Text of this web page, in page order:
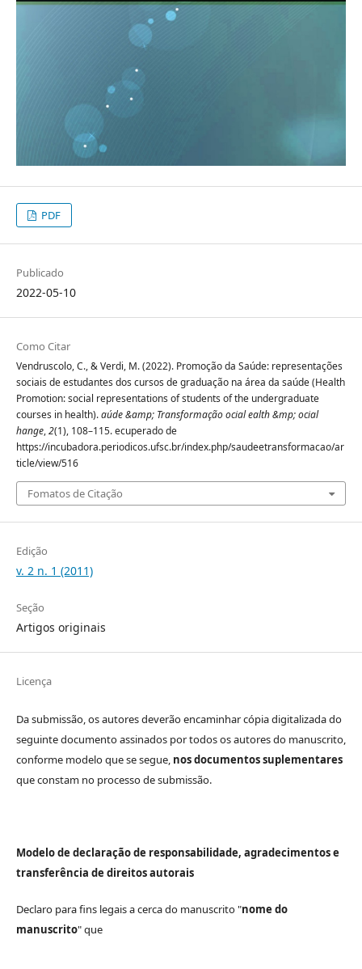
PDF
Publicado
2022-05-10
Como Citar
Vendruscolo, C., & Verdi, M. (2022). Promoção da Saúde: representações
sociais de estudantes dos cursos de graduação na área da saúde (Health
Promotion: social representations of students of the undergraduate
courses in health).aúde &amp; Transformação ocial ealth &mp; ocial
hange,2(1), 108–115. ecuperado de
https://incubadora.periodicos.ufsc.br/index.php/saudeetransformacao/ar
ticle/view/516
Fomatos de Citação
Edição
v. 2 n. 1 (2011)
Seção
Artigos originais
Licença
Da submissão, os autores deverão encaminhar cópia digitalizada do
seguinte documento assinados por todos os autores do manuscrito,
conforme modelo que se segue, nos documentos suplementares
que constam no processo de submissão.
Modelo de declaração de responsabilidade, agradecimentos e
transferência de direitos autorais
Declaro para fins legais a cerca do manuscrito "nome do
manuscrito" que